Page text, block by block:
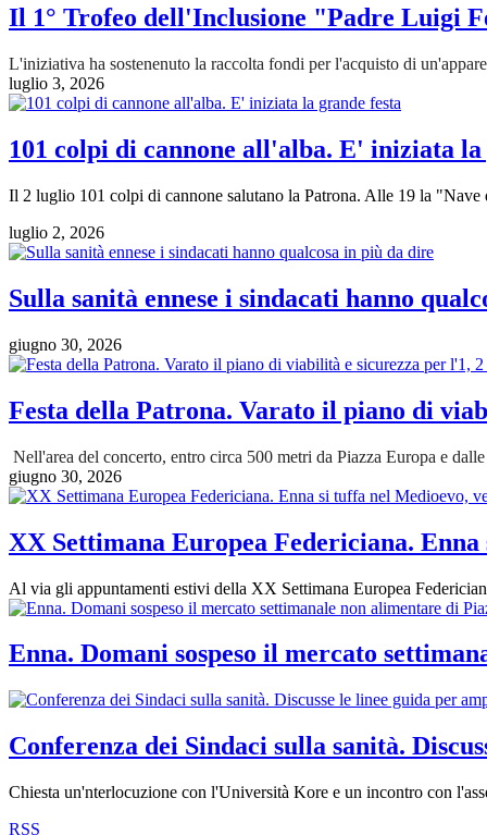
Il 1° Trofeo dell'Inclusione "Padre Luigi
L'iniziativa ha sostenenuto la raccolta fondi per l'acquisto di
luglio 3, 2026
101 colpi di cannone all'alba. E' iniziata la
Il 2 luglio 101 colpi di cannone salutano la Patrona. Alle 19 la
luglio 2, 2026
Sulla sanità ennese i sindacati hanno
giugno 30, 2026
Festa della Patrona. Varato il piano di
Nell'area del concerto, entro circa 500 metri da Piazza Europa e
giugno 30, 2026
XX Settimana Europea Federiciana.
Al via gli appuntamenti estivi della XX Settimana Europea
Enna. Domani sospeso il mercato
Conferenza dei Sindaci sulla sanità.
Chiesta un'nterlocuzione con l'Università Kore e un incontro con
RSS